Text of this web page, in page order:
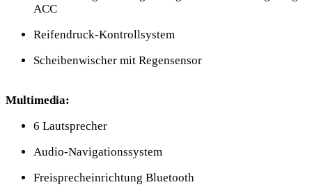
ACC
Reifendruck-Kontrollsystem
Scheibenwischer mit Regensensor
Multimedia:
6 Lautsprecher
Audio-Navigationssystem
Freisprecheinrichtung Bluetooth